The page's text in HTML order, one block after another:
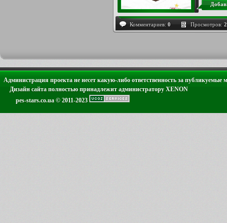
Комментариев: 0 Просмотров:
Администрация проекта не несет какую-либо ответственность за публикуемые
Дизайн сайта полностью принадлежит администратору XENON
pes-stars.co.ua © 2011-2023